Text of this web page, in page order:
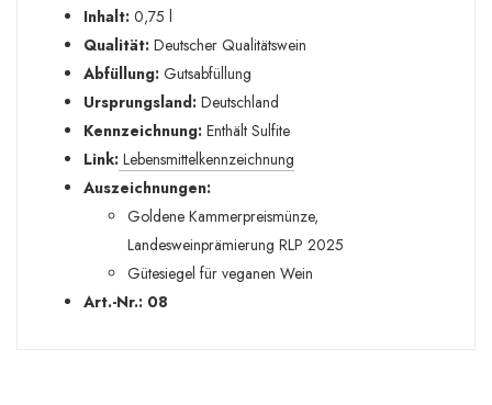
Inhalt: 0,75 l
Qualität: Deutscher Qualitätswein
Abfüllung: Gutsabfüllung
Ursprungsland: Deutschland
Kennzeichnung: Enthält Sulfite
Link: Lebensmittelkennzeichnung
Auszeichnungen:
Goldene Kammerpreismünze,
Landesweinprämierung RLP 2025
Gütesiegel für veganen Wein
Art.-Nr.: 08